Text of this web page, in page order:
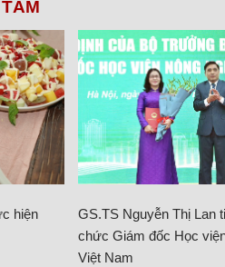
hiện
GS.TS Nguyễn Thị Lan
chức Giám đốc Học
Việt Nam